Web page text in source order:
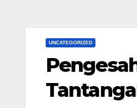
UNCATEGORIZED